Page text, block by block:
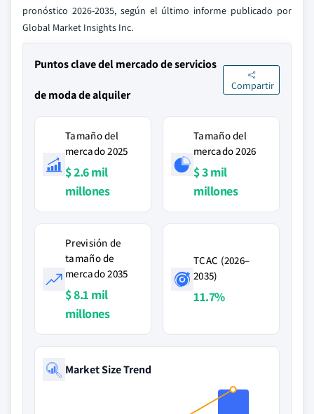
pronóstico 2026-2035, según el último informe publicado por
Global Market Insights Inc.
Puntos clave del mercado de servicios
de moda de alquiler
Compartir
Tamaño del
mercado 2025
$ 2.6 mil
millones
Tamaño del
mercado 2026
$ 3 mil
millones
Previsión de
tamaño de
mercado 2035
$ 8.1 mil
millones
TCAC (2026–
2035)
11.7%
Market Size Trend